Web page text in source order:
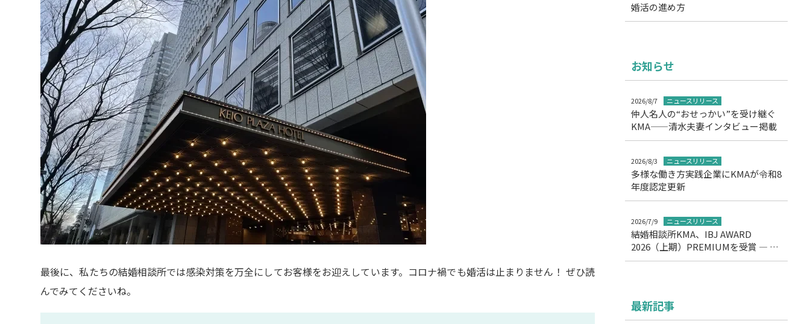
最後に、私たちの結婚相談所では感染対策を万全にしてお客様をお迎えしています。コロナ禍でも婚活は止まりません！ ぜひ読
んでみてくださいね。
婚活の進め方
お知らせ
2026/8/7 ニュースリリース
仲人名人の“おせっかい”を受け継ぐ
KMA——清水夫妻インタビュー掲載
2026/8/3 ニュースリリース
多様な働き方実践企業にKMAが令和8
年度認定更新
2026/7/9 ニュースリリース
結婚相談所KMA、IBJ AWARD
2026（上期）PREMIUMを受賞 ― 11
期連続の高評価を達成
最新記事